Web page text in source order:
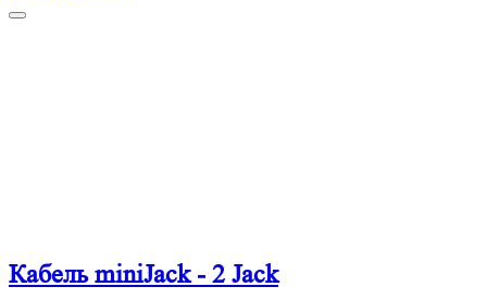
Кабель miniJack - 2 Jack